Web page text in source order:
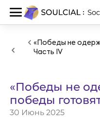
«Победы не
Часть IV
«Победы не
победы
30 Июнь 2025